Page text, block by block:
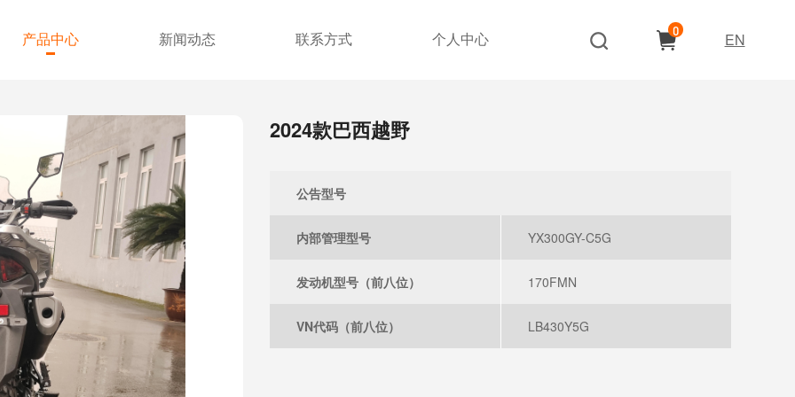
产品中心 新闻动态 联系方式 个人中心 0 EN
2024款巴西越野
公告型号
内部管理型号 YX300GY-C5G
发动机型号（前八位） 170FMN
VN代码（前八位） LB430Y5G